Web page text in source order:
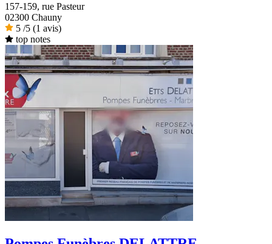
157-159, rue Pasteur
02300 Chauny
5 /5 (1 avis)
top notes